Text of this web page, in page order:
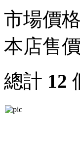
市場價格
本店售價
總計 12